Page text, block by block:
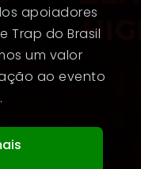
apoiadores
Trap do Brasil
um valor
ao evento